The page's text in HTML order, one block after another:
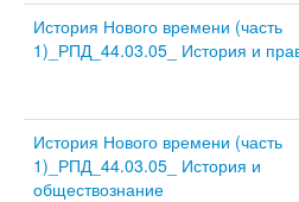
История Нового времени (часть
1)_РПД_44.03.05_ История и
История Нового времени (часть
1)_РПД_44.03.05_ История и
обществознание